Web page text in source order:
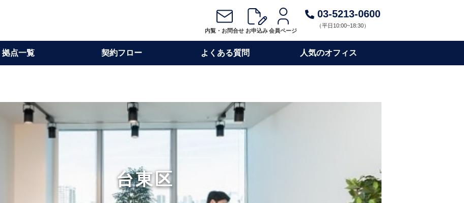
内覧・お問合せ お申込み 会員ページ
03-5213-0600
（平日10:00~18:30）
拠点一覧 契約フロー よくある質問 人気のオフィス
台東区